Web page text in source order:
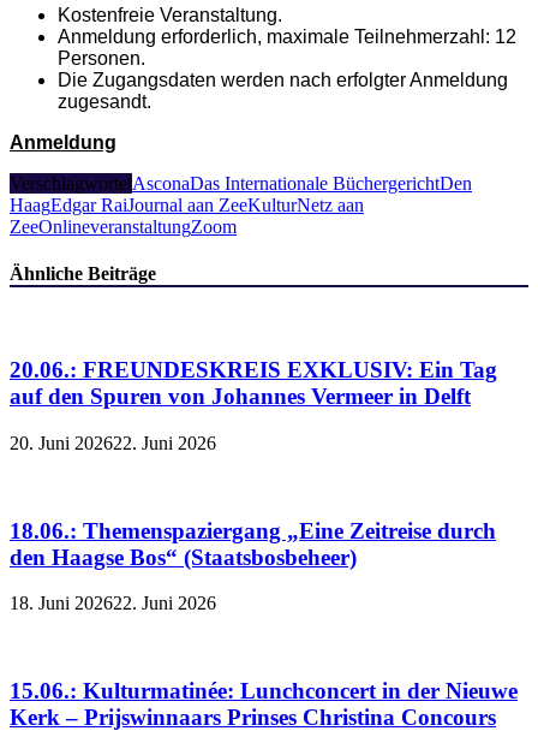
Kostenfreie Veranstaltung.
Anmeldung erforderlich, maximale Teilnehmerzahl: 12
Personen.
Die Zugangsdaten werden nach erfolgter Anmeldung
zugesandt.
Anmeldung
VerschlagwortetAsconaDas Internationale BüchergerichtDen
HaagEdgar RaiJournal aan ZeeKulturNetz aan
ZeeOnlineveranstaltungZoom
Ähnliche Beiträge
20.06.: FREUNDESKREIS EXKLUSIV: Ein Tag
auf den Spuren von Johannes Vermeer in Delft
20. Juni 202622. Juni 2026
18.06.: Themenspaziergang „Eine Zeitreise durch
den Haagse Bos“ (Staatsbosbeheer)
18. Juni 202622. Juni 2026
15.06.: Kulturmatinée: Lunchconcert in der Nieuwe
Kerk – Prijswinnaars Prinses Christina Concours